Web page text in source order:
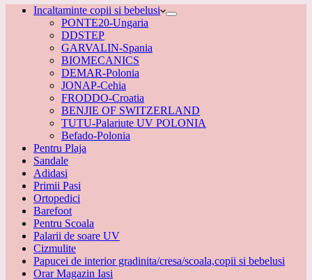
Incaltaminte copii si bebelusi
PONTE20-Ungaria
DDSTEP
GARVALIN-Spania
BIOMECANICS
DEMAR-Polonia
JONAP-Cehia
FRODDO-Croatia
BENJIE OF SWITZERLAND
TUTU-Palariute UV POLONIA
Befado-Polonia
Pentru Plaja
Sandale
Adidasi
Primii Pasi
Ortopedici
Barefoot
Pentru Scoala
Palarii de soare UV
Cizmulite
Papucei de interior gradinita/cresa/scoala,copii si bebelusi
Orar Magazin Iasi